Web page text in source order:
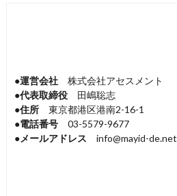
●運営会社 株式会社アセスメント
●代表取締役 田嶋聡志
●住所 東京都港区港南2-16-1
●電話番号03-5579-9677
●メールアドレス info@mayid-de.net